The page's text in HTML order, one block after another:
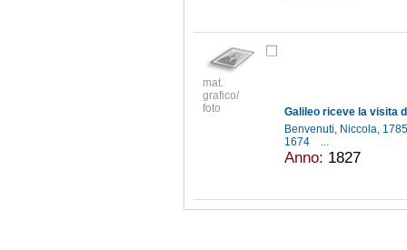
mat.
grafico/
foto
Galileo riceve la visita
Benvenuti, Niccola,
1674
Anno: 1827